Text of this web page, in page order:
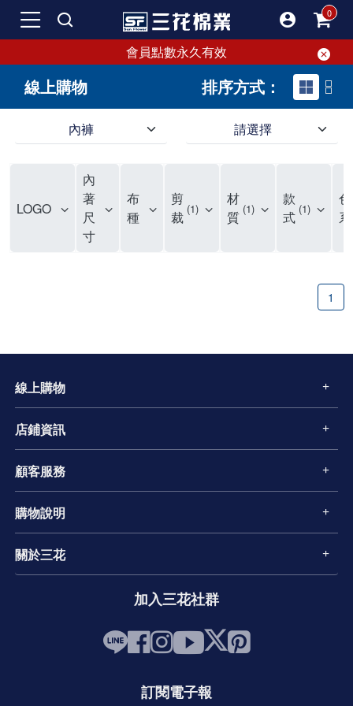
會員點數永久有效
線上購物 排序方式：
內褲 請選擇
LOGO
內
著
尺
寸
布
種
剪
裁 1
材
質 1
款
式 1
色
系
1
線上購物
店鋪資訊
顧客服務
購物說明
關於三花
加入三花社群
訂閱電子報